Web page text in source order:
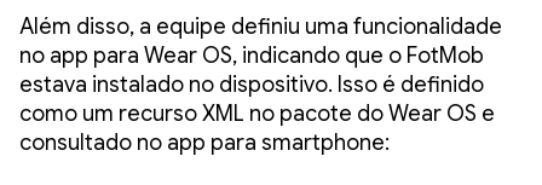
Além disso, a equipe definiu uma funcionalidade
no app para Wear OS, indicando que o FotMob
estava instalado no dispositivo. Isso é definido
como um recurso XML no pacote do Wear OS e
consultado no app para smartphone: